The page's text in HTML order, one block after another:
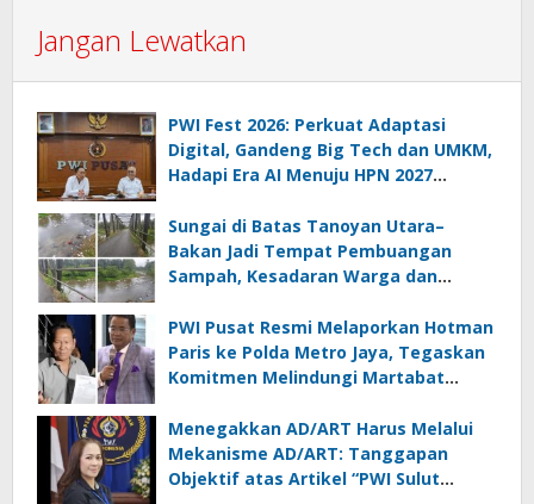
Jangan Lewatkan
PWI Fest 2026: Perkuat Adaptasi
Digital, Gandeng Big Tech dan UMKM,
Hadapi Era AI Menuju HPN 2027
Sungai di Batas Tanoyan Utara–
Bakan Jadi Tempat Pembuangan
Sampah, Kesadaran Warga dan
PWI Pusat Resmi Melaporkan Hotman
Paris ke Polda Metro Jaya, Tegaskan
Komitmen Melindungi Martabat
Menegakkan AD/ART Harus Melalui
Mekanisme AD/ART: Tanggapan
Objektif atas Artikel “PWI Sulut